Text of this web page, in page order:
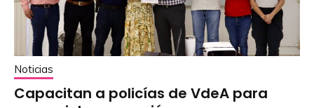
Noticias
Capacitan a policías de VdeA ‎para